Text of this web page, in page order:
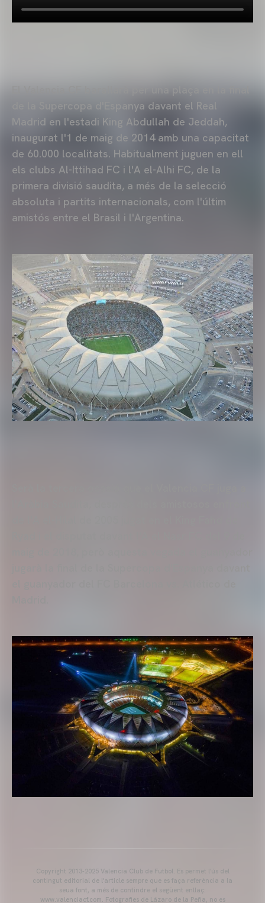
de la Supercopa d'Espanya davant el Real
Madrid en l'estadi King Abdullah de Jeddah,
inaugurat l'1 de maig de 2014 amb una capacitat
de 60.000 localitats. Habitualment juguen en ell
els clubs Al-Ittihad FC i l'A el-Alhi FC, de la
primera divisió saudita, a més de la selecció
absoluta i partits internacionals, com l'últim
amistós entre el Brasil i l'Argentina.
Copyright 2013-2025 Valencia Club de Futbol. Es permet l'ús del
contingut editorial de l'article sempre que es faça referència a la
seua font, a més de contindre el següent enllaç:
www.valenciacf.com. Fotografies de Lázaro de la Peña, no es